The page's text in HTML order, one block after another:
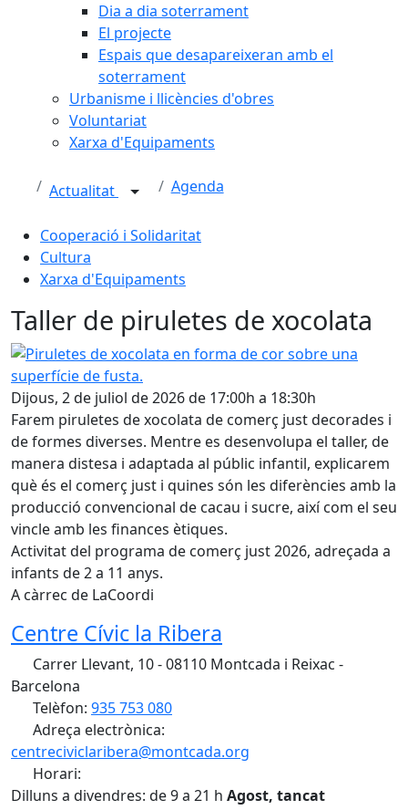
Dia a dia soterrament
El projecte
Espais que desapareixeran amb el
soterrament
Urbanisme i llicències d'obres
Voluntariat
Xarxa d'Equipaments
Actualitat Agenda
Cooperació i Solidaritat
Cultura
Xarxa d'Equipaments
Taller de piruletes de xocolata
Piruletes de xocolata en forma de cor sobre una
Dijous, 2 de juliol de 2026 de 17:00h a 18:30h
Farem piruletes de xocolata de comerç just decorades i
de formes diverses. Mentre es desenvolupa el taller, de
manera distesa i adaptada al públic infantil, explicarem
què és el comerç just i quines són les diferències amb la
producció convencional de cacau i sucre, així com el seu
vincle amb les finances ètiques.
Activitat del programa de comerç just 2026, adreçada a
infants de 2 a 11 anys.
A càrrec de LaCoordi
Centre Cívic la Ribera
Carrer Llevant, 10 - 08110 Montcada i Reixac -
Barcelona
Telèfon: 935 753 080
Adreça electrònica:
centreciviclaribera@montcada.org
Horari:
Dilluns a divendres: de 9 a 21 h Agost, tancat